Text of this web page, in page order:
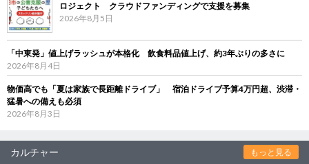
ロジェクト クラウドファンディングで支援を募集
2026年8月5日
「中東発」値上げラッシュが本格化 飲食料品値上げ、約3年ぶりの多さに
2026年8月4日
物価高でも「夏は家族で長距離ドライブ」 宿泊ドライブ予算4万円超、渋滞・
猛暑への備えも必須
2026年8月3日
カルチャー もっと見る